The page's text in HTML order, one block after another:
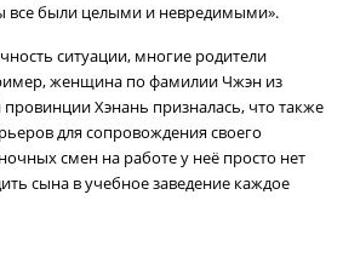
все были целыми и невредимыми».
ситуации, многие родители
женщина по фамилии Чжэн из
Хэнань призналась, что также
для сопровождения своего
смен на работе у неё просто нет
сына в учебное заведение каждое